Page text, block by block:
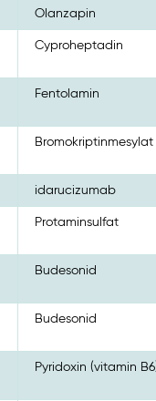
Olanzapin
Cyproheptadin
Fentolamin
Bromokriptinmesylat
idarucizumab
Protaminsulfat
Budesonid
Budesonid
Pyridoxin (vitamin